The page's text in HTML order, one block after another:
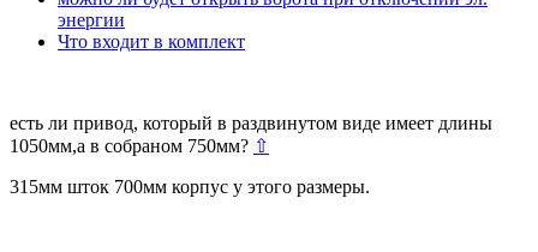
энергии
Что входит в комплект
есть ли привод, который в раздвинутом виде имеет длины
1050мм,а в собраном 750мм? ⇧
315мм шток 700мм корпус у этого размеры.